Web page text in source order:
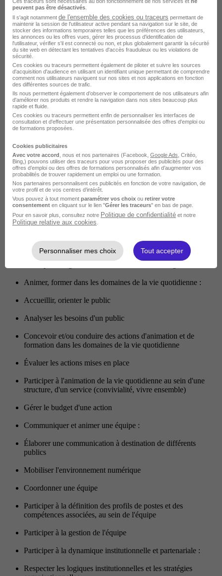
Concevoir et mettre en œuvre des actions pour la gestion
locale de l'environnement et des flux
Élaborer un conseil budgétaire, constituer un dossier de
financement
Assurer une veille technique, scientifique, juridique sur les
dimensions de vie quotidienne
Accompagner au montage de dossiers de demande d'aide
(pour l'amélioration de l'habitat)
Organiser d'un point de vue technique la vie quotidienne dans
un service, dans un établissement :
Planifier et/ou coordonner les activités en lien avec la vie
quotidienne au sein d'un service ou d'un établissement
Gérer les produits, les matériels, les équipements
Assurer une veille de l'état des espaces de vie, des
équipements
Assurer la qualité du service rendu
service, de la structure
Animer, former dans les domaines de la vie quotidienne :
Accueillir, orienter le public
Analyser les besoins d'un public
Concevoir et/ou conduire des actions d'animation et de
formation dans les domaines de la vie quotidienne
Évaluer les actions mises en place
Participer à l'animation de la vie quotidienne au sein d'une
structure, d'un service (convivialité, vivre ensemble)
Gérer le budget d'une action
Communiquer et animer une équipe :
Élaborer une communication à destination de différents
publics
Mobiliser l'environnement numérique
Coordonner une équipe
Participer à la définition des profils de postes et des
compétences associées, au sein de l'équipe
Participer à la gestion de l'équipe
Participer à la dynamique institutionnelle et partenariale :
Respecter les logiques institutionnelles et les stratégies
peuvent pas être désactivés
Il s'agit notamment de l'ensemble des cookies ou traceurs permettant de
maintenir la session de l'utilisateur active pendant sa navigation sur le site, de
stocker des informations temporaires telles que les préférences des utilisateurs,
les annonces ou les offres vues, gérer les processus d'identification de
l'utilisateur, vérifier s'il est connecté ou non, et plus globalement garantir la sécurité
du site web en détectant les tentatives d'accès frauduleux ou les violations de
sécurité.
Ces cookies ou traceurs permettent également de piloter et suivre les sources
d'acquisition d'audience en utilisant un identifiant unique permettant de comprendre
comment nos utilisateurs naviguent sur nos sites et nos applications en fonction
des différentes sources de trafic.
Ils nous permettent également d’observer le comportement de nos utilisateurs afin
d'améliorer nos produits et rendre la navigation dans nos sites beaucoup plus
rapide et fluide.
Ces cookies ou traceurs permettent enfin de personnaliser les interfaces de
consultation et d'effectuer une présentation personnalisée des offres d'emploi ou
de formations proposées.
Cookies publicitaires
Avec votre accord , nous et nos partenaires (Facebook, Google Ads , Critéo,
Bing,) pouvons utiliser des traceurs pour vous proposer des publicités pour des
offres d’emploi ou des offres de formations personnalisés afin d’augmenter vos
probabilités de trouver rapidement un emploi ou une formation.
Nos partenaires personnalisent ces publicités en fonction de votre navigation, de
votre profil et de vos centres d’intérêt.
Vous pouvez à tout moment paramétrer vos choix ou retirer votre
consentement en cliquant sur le lien "Gérer les traceurs" en bas de page.
Pour en savoir plus, consultez notre Politique de confidentialité et notre
Politique relative aux cookies
Personnaliser mes choix Tout accepter